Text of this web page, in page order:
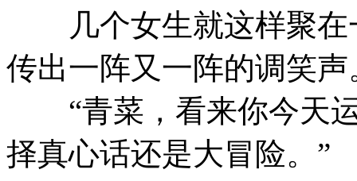
几个女生就这样聚在
传出一阵又一阵的调笑声
“青菜，看来你今天运
择真心话还是大冒险。”